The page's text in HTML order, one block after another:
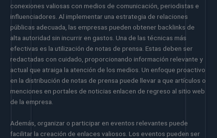
conexiones valiosas con medios de comunicación, periodistas e
influenciadores. Al implementar una estrategia de relaciones
públicas adecuada, las empresas pueden obtener backlinks de
alta autoridad sin incurrir en gastos. Una de las técnicas más
efectivas es la utilización de notas de prensa. Estas deben ser
redactadas con cuidado, proporcionando información relevante y
actual que atraiga la atención de los medios. Un enfoque proactivo
en la distribución de notas de prensa puede llevar a que artículos o
menciones en portales de noticias enlacen de regreso al sitio web
de la empresa.
Además, organizar o participar en eventos relevantes puede
facilitar la creación de enlaces valiosos. Los eventos pueden ser